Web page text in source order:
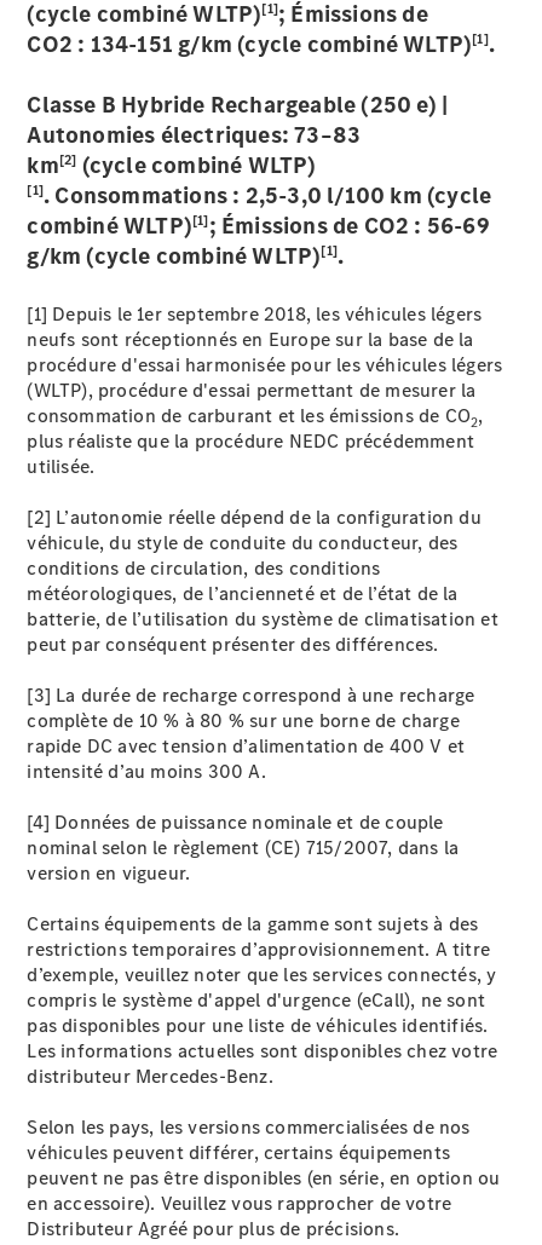
(cycle combiné WLTP)[1]; Émissions de
CO2 : 134-151 g/km (cycle combiné WLTP)[1].
Classe B Hybride Rechargeable (250 e) |
Autonomies électriques: 73–83
km[2] (cycle combiné WLTP)
[1]. Consommations : 2,5-3,0 l/100 km (cycle
combiné WLTP)[1]; Émissions de CO2 : 56-69
g/km (cycle combiné WLTP)[1].
[1] Depuis le 1er septembre 2018, les véhicules légers
neufs sont réceptionnés en Europe sur la base de la
procédure d'essai harmonisée pour les véhicules légers
(WLTP), procédure d'essai permettant de mesurer la
consommation de carburant et les émissions de CO2,
plus réaliste que la procédure NEDC précédemment
utilisée.
[2] L’autonomie réelle dépend de la configuration du
véhicule, du style de conduite du conducteur, des
conditions de circulation, des conditions
météorologiques, de l’ancienneté et de l’état de la
batterie, de l’utilisation du système de climatisation et
peut par conséquent présenter des différences.
[3] La durée de recharge correspond à une recharge
complète de 10 % à 80 % sur une borne de charge
rapide DC avec tension d’alimentation de 400 V et
intensité d’au moins 300 A.
[4] Données de puissance nominale et de couple
nominal selon le règlement (CE) 715/2007, dans la
version en vigueur.
Certains équipements de la gamme sont sujets à des
restrictions temporaires d’approvisionnement. A titre
d’exemple, veuillez noter que les services connectés, y
compris le système d'appel d'urgence (eCall), ne sont
pas disponibles pour une liste de véhicules identifiés.
Les informations actuelles sont disponibles chez votre
distributeur Mercedes-Benz.
Selon les pays, les versions commercialisées de nos
véhicules peuvent différer, certains équipements
peuvent ne pas être disponibles (en série, en option ou
en accessoire). Veuillez vous rapprocher de votre
Distributeur Agréé pour plus de précisions.